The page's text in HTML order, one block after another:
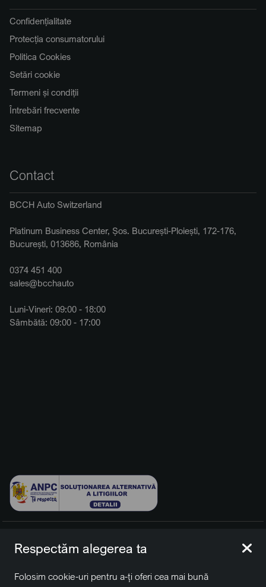
Confidențialitate
Protecția consumatorului
Politica Cookies
Setări cookie
Termeni și condiții
Întrebări frecvente
Sitemap
Contact
BCCH Auto Switzerland
Platinum Business Center, Șos. București-Ploiești, 172-176,
București, 013686, România
0374 451 400
sales@bcchauto
Luni-Vineri: 09:00 - 18:00
Sâmbătă: 09:00 - 17:00
rezervate.
Respectăm alegerea ta
Folosim cookie-uri pentru a-ți oferi cea mai bună